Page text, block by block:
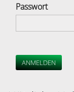
Passwort
ANMELDEN